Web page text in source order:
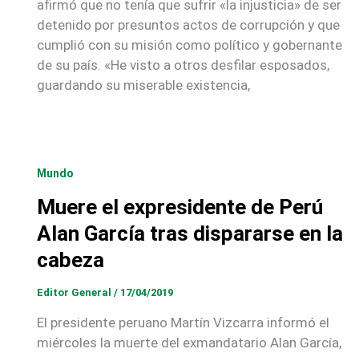
afirmó que no tenía que sufrir «la injusticia» de ser
detenido por presuntos actos de corrupción y que
cumplió con su misión como político y gobernante
de su país. «He visto a otros desfilar esposados,
guardando su miserable existencia,
Mundo
Muere el expresidente de Perú
Alan García tras dispararse en la
cabeza
Editor General / 17/04/2019
El presidente peruano Martín Vizcarra informó el
miércoles la muerte del exmandatario Alan García,